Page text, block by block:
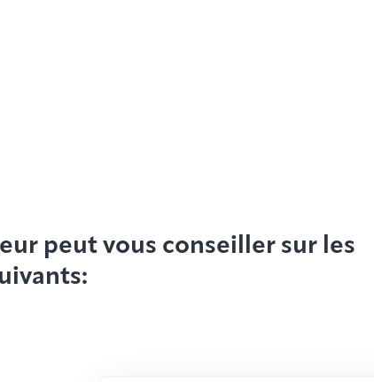
peut vous conseiller sur les